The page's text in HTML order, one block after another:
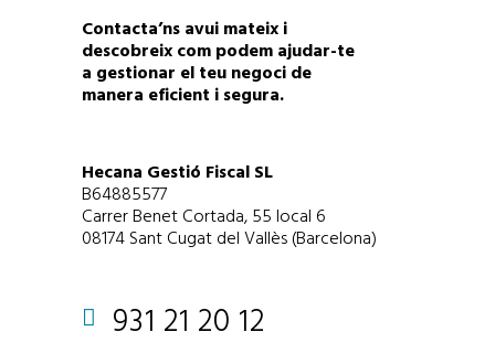
Contacta’ns avui mateix i
descobreix com podem ajudar-te
a gestionar el teu negoci de
manera eficient i segura.
Hecana Gestió Fiscal SL
B64885577
Carrer Benet Cortada, 55 local 6
08174 Sant Cugat del Vallès (Barcelona)
931 21 20 12